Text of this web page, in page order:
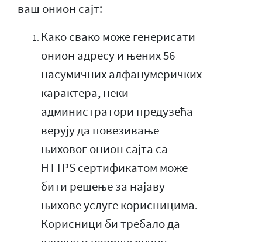
ваш онион сајт:
Како свако може генерисати
онион адресу и њених 56
насумичних алфанумеричких
карактера, неки
администратори предузећа
верују да повезивање
њиховог онион сајта са
HTTPS сертификатом може
бити решење за најаву
њихове услуге корисницима.
Корисници би требало да